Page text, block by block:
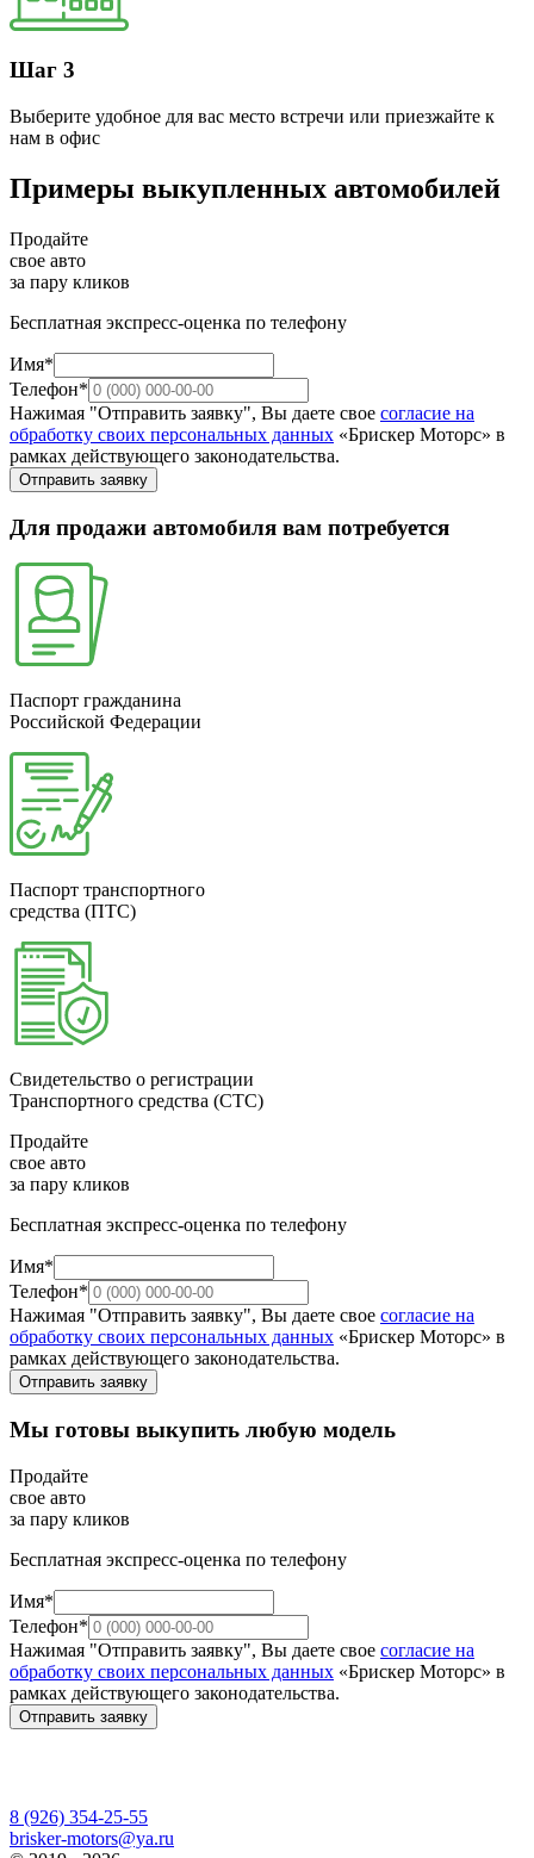
Шаг 3
Выберите удобное для вас место встречи или приезжайте к
нам в офис
Примеры выкупленных автомобилей
Продайте
свое авто
за пару кликов
Бесплатная экспресс-оценка по телефону
Имя*
Телефон*
Нажимая "Отправить заявку", Вы даете свое согласие на
обработку своих персональных данных «Брискер Моторс» в
рамках действующего законодательства.
Отправить заявку
Для продажи автомобиля вам потребуется
Паспорт гражданина
Российской Федерации
Паспорт транспортного
средства (ПТС)
Свидетельство о регистрации
Транспортного средства (СТС)
Продайте
свое авто
за пару кликов
Бесплатная экспресс-оценка по телефону
Имя*
Телефон*
Нажимая "Отправить заявку", Вы даете свое согласие на
обработку своих персональных данных «Брискер Моторс» в
рамках действующего законодательства.
Отправить заявку
Мы готовы выкупить любую модель
Продайте
свое авто
за пару кликов
Бесплатная экспресс-оценка по телефону
Имя*
Телефон*
Нажимая "Отправить заявку", Вы даете свое согласие на
обработку своих персональных данных «Брискер Моторс» в
рамках действующего законодательства.
Отправить заявку
8 (926) 354-25-55
brisker-motors@ya.ru